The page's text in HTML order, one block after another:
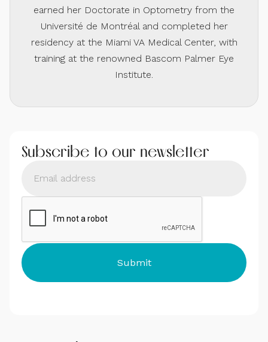
earned her Doctorate in Optometry from the
Université de Montréal and completed her
residency at the Miami VA Medical Center, with
training at the renowned Bascom Palmer Eye
Institute.
Subscribe to our newsletter